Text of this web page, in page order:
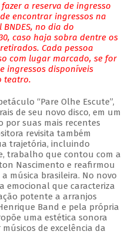
a reserva de ingresso
encontrar ingressos na
no dia do
caso haja sobra dentre os
Cada pessoa
com lugar marcado, se for
ingressos disponíveis
teatro.
“Pare Olhe Escute”,
de seu novo disco, em um
por suas mais recentes
revisita também
trajetória, incluindo
trabalho que contou com a
Nascimento e reafirmou
música brasileira. No novo
emocional que caracteriza
potente a arranjos
Band e pela própria
uma estética sonora
de excelência da